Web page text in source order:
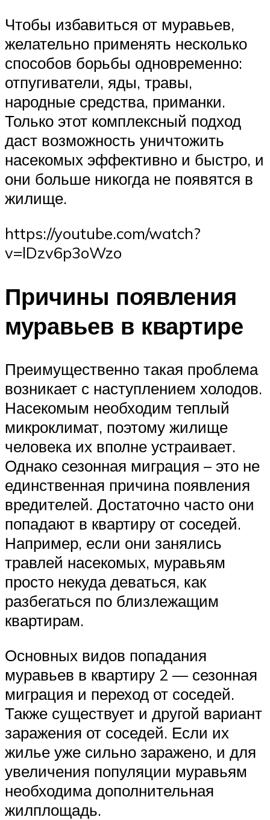
Чтобы избавиться от муравьев,
желательно применять несколько
способов борьбы одновременно:
отпугиватели, яды, травы,
народные средства, приманки.
Только этот комплексный подход
даст возможность уничтожить
насекомых эффективно и быстро, и
они больше никогда не появятся в
жилище.
https://youtube.com/watch?
v=lDzv6p3oWzo
Причины появления
муравьев в квартире
Преимущественно такая проблема
возникает с наступлением холодов.
Насекомым необходим теплый
микроклимат, поэтому жилище
человека их вполне устраивает.
Однако сезонная миграция – это не
единственная причина появления
вредителей. Достаточно часто они
попадают в квартиру от соседей.
Например, если они занялись
травлей насекомых, муравьям
просто некуда деваться, как
разбегаться по близлежащим
квартирам.
Основных видов попадания
муравьев в квартиру 2 — сезонная
миграция и переход от соседей.
Также существует и другой вариант
заражения от соседей. Если их
жилье уже сильно заражено, и для
увеличения популяции муравьям
необходима дополнительная
жилплощадь.